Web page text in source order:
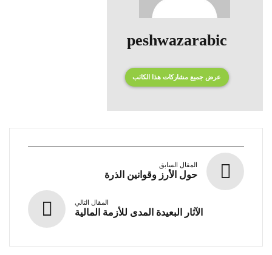
peshwazarabic
عرض جميع مشاركات هذا الكاتب
المقال السابق
حول الأرز وقوانين الذرة
المقال التالي
الآثار البعيدة المدى للأزمة المالية